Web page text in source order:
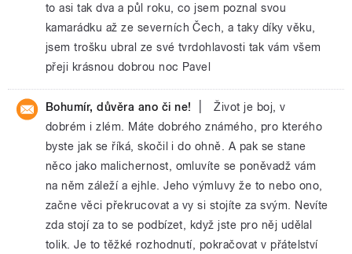
to asi tak dva a půl roku, co jsem poznal svou
kamarádku až ze severních Čech, a taky díky věku,
jsem trošku ubral ze své tvrdohlavosti tak vám všem
přeji krásnou dobrou noc Pavel
Bohumír, důvěra ano či ne!
Život je boj, v
dobrém i zlém. Máte dobrého známého, pro kterého
byste jak se říká, skočil i do ohně. A pak se stane
něco jako malichernost, omluvíte se poněvadž vám
na něm záleží a ejhle. Jeho výmluvy že to nebo ono,
začne věci překrucovat a vy si stojíte za svým. Nevíte
zda stojí za to se podbízet, když jste pro něj udělal
tolik. Je to těžké rozhodnutí, pokračovat v přátelství